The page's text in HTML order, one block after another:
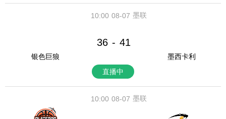
08-07
10:00 墨联
银色巨狼
36 - 41
墨西卡利
直播中
08-07
10:00 墨联